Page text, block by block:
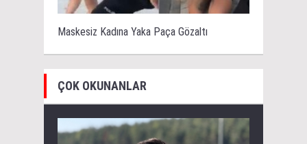
Maskesiz Kadına Yaka Paça Gözaltı
ÇOK OKUNANLAR